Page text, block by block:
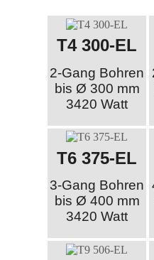
T4 300-EL
2-Gang Bohren
bis Ø 300 mm
3420 Watt
T6 375-EL
3-Gang Bohren
bis Ø 400 mm
3420 Watt